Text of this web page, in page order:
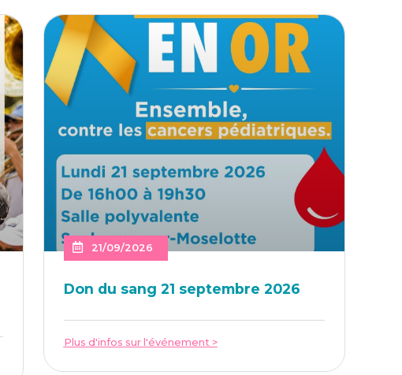
21/09/2026
Don du sang 21 sep­tembre 2026
Plus d'infos sur l'événement >